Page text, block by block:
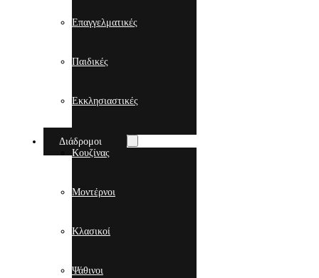
Επαγγελματικές
Παιδικές
Εκκλησιαστικές
Διάδρομοι
Κουζίνας
Μοντέρνοι
Κλασικοί
Ψάθινοι